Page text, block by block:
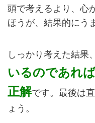
頭で考えるより、心
ほうが、結果的にう
しっかり考えた結果、
いるのであれ
正解です。最後は
ょう。